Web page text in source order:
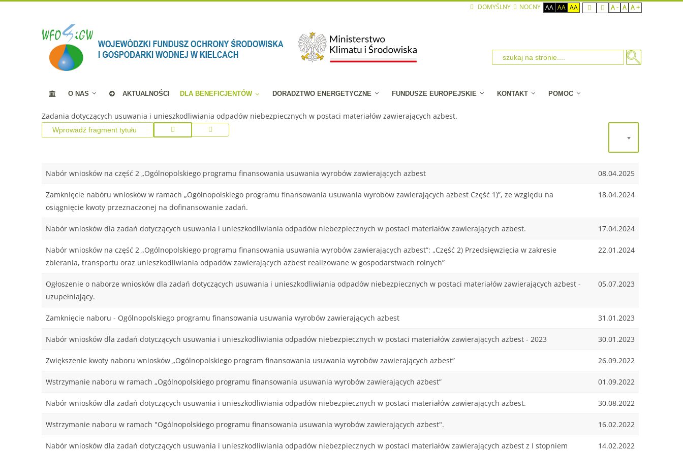
DOMYŚLNY NOCNY AA AA AA A - A A +
O NAS AKTUALNOŚCI DLA BENEFICJENTÓW DORADZTWO ENERGETYCZNE FUNDUSZE EUROPEJSKIE KONTAKT POMOC
Zadania dotyczących usuwania i unieszkodliwiania odpadów niebezpiecznych w postaci materiałów zawierających azbest.
20
Nabór wniosków na część 2 „Ogólnopolskiego programu finansowania usuwania wyrobów zawierających azbest 08.04.2025
Zamknięcie nabóru wniosków w ramach „Ogólnopolskiego programu finansowania usuwania wyrobów zawierających azbest Część 1)”, ze względu na
osiągnięcie kwoty przeznaczonej na dofinansowanie zadań.
18.04.2024
Nabór wniosków dla zadań dotyczących usuwania i unieszkodliwiania odpadów niebezpiecznych w postaci materiałów zawierających azbest. 17.04.2024
Nabór wniosków na część 2 „Ogólnopolskiego programu finansowania usuwania wyrobów zawierających azbest”: „Część 2) Przedsięwzięcia w zakresie
zbierania, transportu oraz unieszkodliwiania odpadów zawierających azbest realizowane w gospodarstwach rolnych”
22.01.2024
Ogłoszenie o naborze wniosków dla zadań dotyczących usuwania i unieszkodliwiania odpadów niebezpiecznych w postaci materiałów zawierających azbest -
uzupełniający.
05.07.2023
Zamknięcie naboru - Ogólnopolskiego programu finansowania usuwania wyrobów zawierających azbest 31.01.2023
Nabór wniosków dla zadań dotyczących usuwania i unieszkodliwiania odpadów niebezpiecznych w postaci materiałów zawierających azbest - 2023 30.01.2023
Zwiększenie kwoty naboru wniosków „Ogólnopolskiego program finansowania usuwania wyrobów zawierających azbest” 26.09.2022
Wstrzymanie naboru w ramach „Ogólnopolskiego programu finansowania usuwania wyrobów zawierających azbest” 01.09.2022
Nabór wniosków dla zadań dotyczących usuwania i unieszkodliwiania odpadów niebezpiecznych w postaci materiałów zawierających azbest. 30.08.2022
Wstrzymanie naboru w ramach "Ogólnopolskiego programu finansowania usuwania wyrobów zawierających azbest". 16.02.2022
Nabór wniosków dla zadań dotyczących usuwania i unieszkodliwiania odpadów niebezpiecznych w postaci materiałów zawierających azbest z I stopniem
14.02.2022